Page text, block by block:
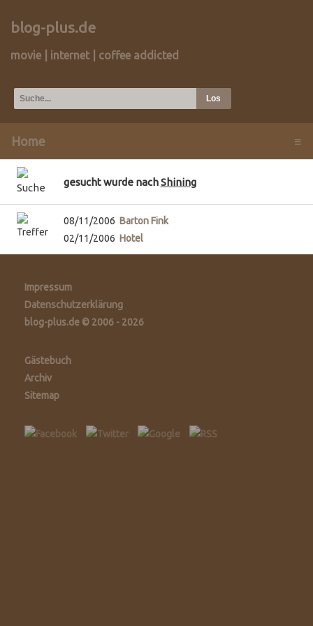
blog-plus.de
movie | internet | coffee addicted
Home ≡
gesucht wurde nachShining
08/11/2006 Barton Fink
02/11/2006 Hotel
Impressum
Datenschutzerklärung
blog-plus.de © 2006 - 2026
Gästebuch
Archiv
Sitemap